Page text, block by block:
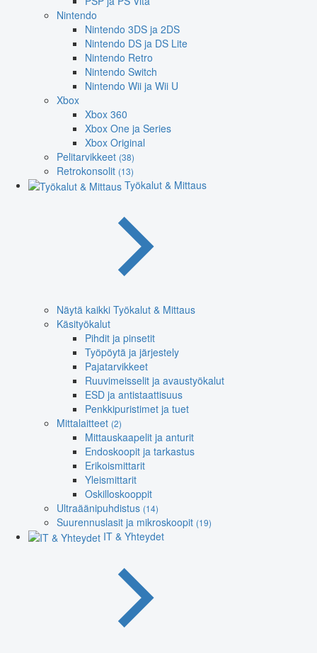
Nintendo
Nintendo 3DS ja 2DS
Nintendo DS ja DS Lite
Nintendo Retro
Nintendo Switch
Nintendo Wii ja Wii U
Xbox
Xbox 360
Xbox One ja Series
Xbox Original
Pelitarvikkeet (38)
Retrokonsolit (13)
Työkalut & Mittaus
Näytä kaikki Työkalut & Mittaus
Käsityökalut
Pihdit ja pinsetit
Työpöytä ja järjestely
Pajatarvikkeet
Ruuvimeisselit ja avaustyökalut
ESD ja antistaattisuus
Penkkipuristimet ja tuet
Mittalaitteet (2)
Mittauskaapelit ja anturit
Endoskoopit ja tarkastus
Erikoismittarit
Yleismittarit
Oskilloskooppit
Ultraäänipuhdistus (14)
Suurennuslasit ja mikroskoopit (19)
IT & Yhteydet